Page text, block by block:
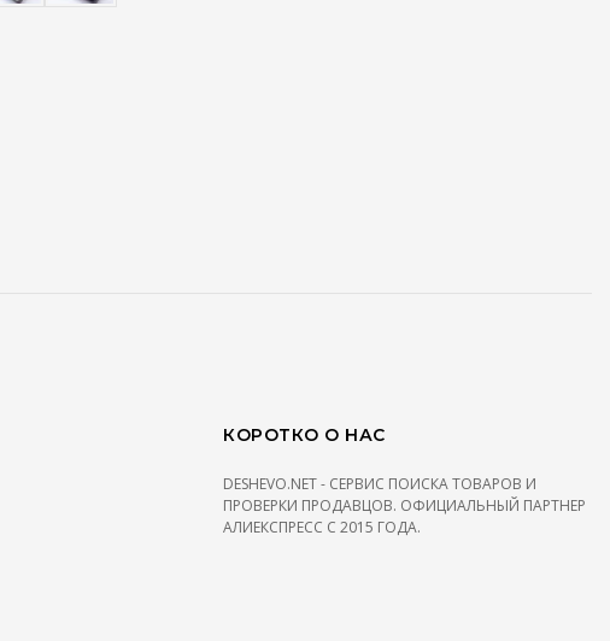
КОРОТКО О НАС
DESHEVO.NET - СЕРВИС ПОИСКА ТОВАРОВ И
ПРОВЕРКИ ПРОДАВЦОВ. ОФИЦИАЛЬНЫЙ ПАРТНЕР
АЛИЕКСПРЕСС С 2015 ГОДА.